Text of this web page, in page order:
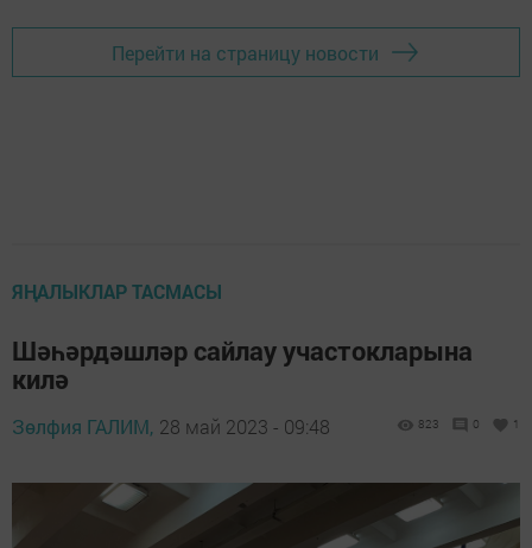
Перейти на страницу новости
ЯҢАЛЫКЛАР ТАСМАСЫ
Шәһәрдәшләр сайлау участокларына
килә
Зөлфия ГАЛИМ, 28 май 2023 - 09:48 823 0 1